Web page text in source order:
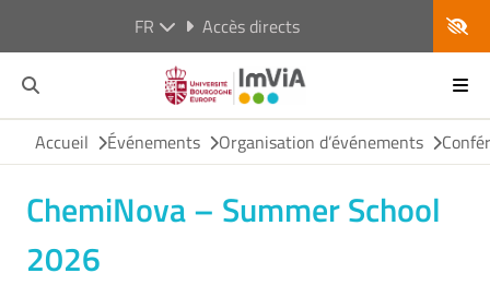
FR Accès directs
Accueil Événements Organisation d’événements
ChemiNova – Summer School
2026